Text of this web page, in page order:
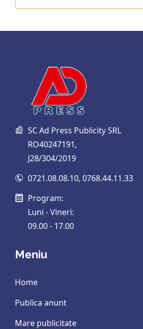
SC Ad Press Publicity SRL
RO40247191,
J28/304/2019
0721.08.08.10, 0768.44.11.33
Program:
Luni - Vineri:
09.00 - 17.00
Meniu
Home
Publica anunt
Mare publicitate